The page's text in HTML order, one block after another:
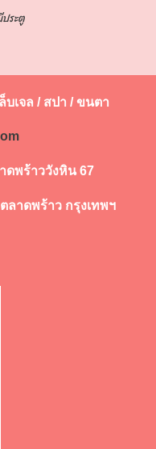
ระตู
เจล / สปา / ขนตา
ดพร้าววังหิน 67
ลาดพร้าว กรุงเทพฯ